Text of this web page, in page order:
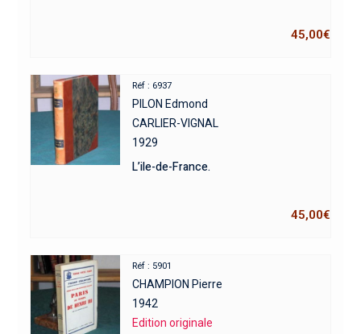
45,00€
Réf : 6937
PILON Edmond
CARLIER-VIGNAL
1929
L’ile-de-France.
45,00€
Réf : 5901
CHAMPION Pierre
1942
Edition originale